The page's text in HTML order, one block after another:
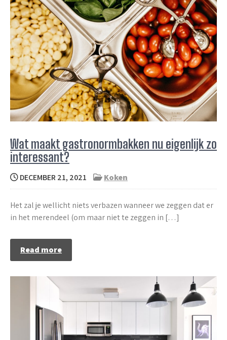
Wat maakt gastronormbakken nu eigenlijk zo
interessant?
DECEMBER 21, 2021 Koken
Het zal je wellicht niets verbazen wanneer we zeggen dat er
in het merendeel (om maar niet te zeggen in […]
Read more